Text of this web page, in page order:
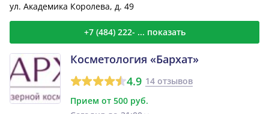
ул. Академика Королева, д. 49
+7 (484) 222- ... показать
Косметология «Бархат»
4.9 14 отзывов
Прием от 500 руб.